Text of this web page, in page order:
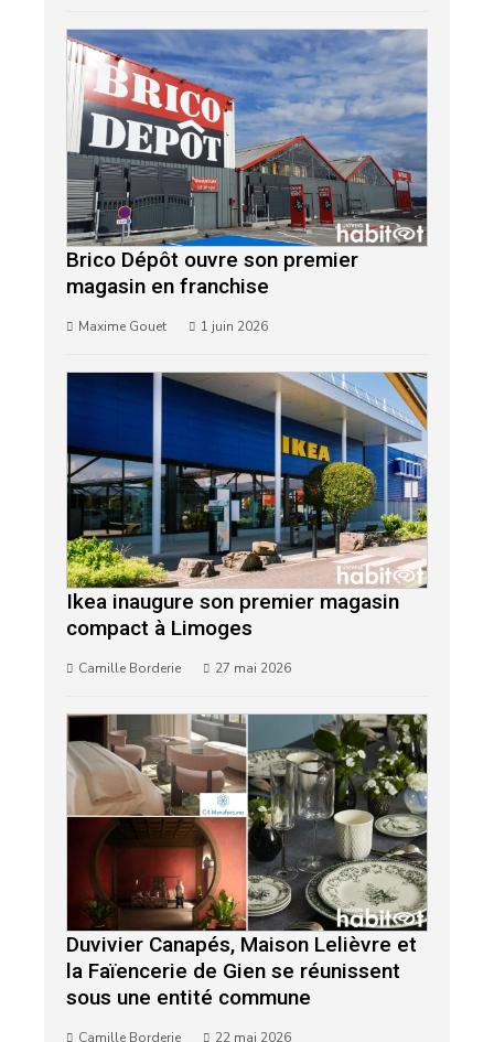
Brico Dépôt ouvre son premier
magasin en franchise
Maxime Gouet 1 juin 2026
Ikea inaugure son premier magasin
compact à Limoges
Camille Borderie 27 mai 2026
Duvivier Canapés, Maison Lelièvre et
la Faïencerie de Gien se réunissent
sous une entité commune
Camille Borderie 22 mai 2026